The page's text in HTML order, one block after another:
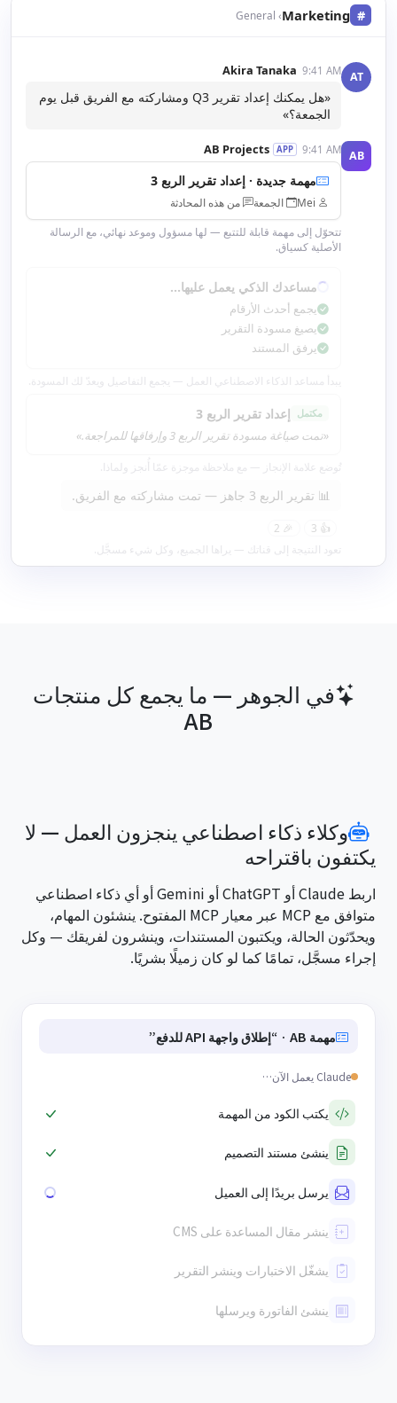
#
Marketing
› General
AT
Akira Tanaka 9:41 AM
«هل يمكنك إعداد تقرير Q3 ومشاركته مع الفريق قبل يوم
الجمعة؟»
AB
AB Projects APP 9:41 AM
مهمة جديدة · إعداد تقرير الربع 3
الجمعة من هذه المحادثة
تتحوّل إلى مهمة قابلة للتتبع — لها مسؤول وموعد نهائي، مع الرسالة
الأصلية كسياق.
مساعدك الذكي يعمل عليها…
يجمع أحدث الأرقام
يصيغ مسودة التقرير
يرفق المستند
يبدأ مساعد الذكاء الاصطناعي العمل — يجمع التفاصيل ويعدّ لك المسودة.
مكتمل إعداد تقرير الربع 3
«تمت صياغة مسودة تقرير الربع 3 وإرفاقها للمراجعة.»
تُوضع علامة الإنجاز — مع ملاحظة موجزة عمّا أُنجز ولماذا.
📊 تقرير الربع 3 جاهز — تمت مشاركته مع الفريق.
👍 3
🎉 2
تعود النتيجة إلى قناتك — يراها الجميع، وكل شيء مسجَّل.
في الجوهر — ما يجمع كل منتجات
AB
وكلاء ذكاء اصطناعي ينجزون العمل — لا
يكتفون باقتراحه
اربط Claude أو ChatGPT أو Gemini أو أي ذكاء اصطناعي
متوافق مع MCP عبر معيار MCP المفتوح. ينشئون المهام،
ويحدّثون الحالة، ويكتبون المستندات، وينشرون لفريقك — وكل
إجراء مسجَّل، تمامًا كما لو كان زميلًا بشريًا.
مهمة AB · “إطلاق واجهة API للدفع”
Claude يعمل الآن…
يكتب الكود من المهمة
ينشئ مستند التصميم
يرسل بريدًا إلى العميل
ينشر مقال المساعدة على CMS
يشغّل الاختبارات وينشر التقرير
ينشئ الفاتورة ويرسلها